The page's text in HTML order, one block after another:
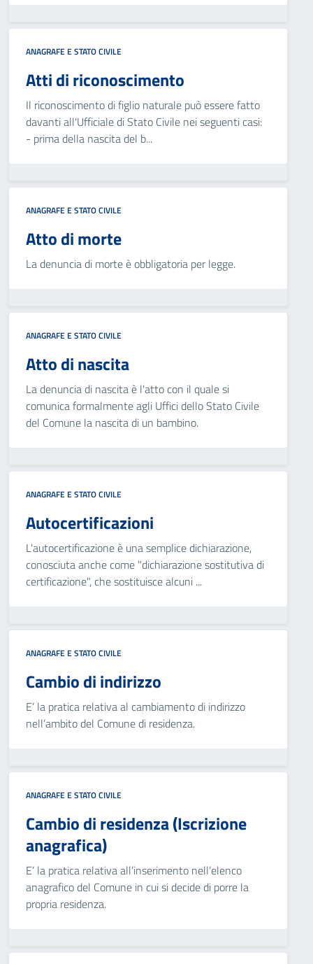
ANAGRAFE E STATO CIVILE
Atti di riconoscimento
Il riconoscimento di figlio naturale può essere fatto
davanti all'Ufficiale di Stato Civile nei seguenti casi:
- prima della nascita del b...
ANAGRAFE E STATO CIVILE
Atto di morte
La denuncia di morte è obbligatoria per legge.
ANAGRAFE E STATO CIVILE
Atto di nascita
La denuncia di nascita è l'atto con il quale si
comunica formalmente agli Uffici dello Stato Civile
del Comune la nascita di un bambino.
ANAGRAFE E STATO CIVILE
Autocertificazioni
L'autocertificazione è una semplice dichiarazione,
conosciuta anche come "dichiarazione sostitutiva di
certificazione", che sostituisce alcuni ...
ANAGRAFE E STATO CIVILE
Cambio di indirizzo
E’ la pratica relativa al cambiamento di indirizzo
nell’ambito del Comune di residenza.
ANAGRAFE E STATO CIVILE
Cambio di residenza (Iscrizione
anagrafica)
E’ la pratica relativa all’inserimento nell’elenco
anagrafico del Comune in cui si decide di porre la
propria residenza.